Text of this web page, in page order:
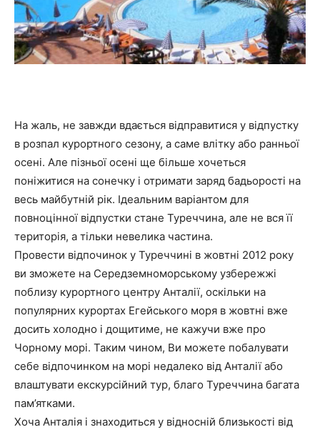
На жаль, не завжди вдається відправитися у відпустку
в розпал курортного сезону, а саме влітку або ранньої
осені. Але пізньої осені ще більше хочеться
поніжитися на сонечку і отримати заряд бадьорості на
весь майбутній рік. Ідеальним варіантом для
повноцінної відпустки стане Туреччина, але не вся її
територія, а тільки невелика частина.
Провести відпочинок у Туреччині в жовтні 2012 року
ви зможете на Середземноморському узбережжі
поблизу курортного центру Анталії, оскільки на
популярних курортах Егейського моря в жовтні вже
досить холодно і дощитиме, не кажучи вже про
Чорному морі. Таким чином, Ви можете побалувати
себе відпочинком на морі недалеко від Анталії або
влаштувати екскурсійний тур, благо Туреччина багата
пам’ятками.
Хоча Анталія і знаходиться у відносній близькості від